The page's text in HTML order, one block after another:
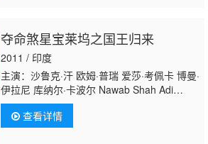
夺命煞星宝莱坞之国王归来
2011 / 印度
主演：沙鲁克·汗 欧姆·普瑞 爱莎·考佩卡 博曼·
伊拉尼 库纳尔·卡波尔 Nawab Shah Adi
Putra 阿利·汗 赫里尼克·罗斯汉 Sahil Shroff
查看详情